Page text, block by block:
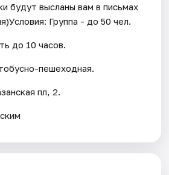
будут высланы вам в письмах
Группа - до 50 чел.
до 10 часов.
пешеходная.
пл, 2.